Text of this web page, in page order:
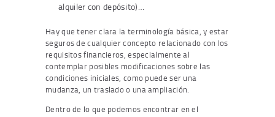
alquiler con depósito)…
Hay que tener clara la terminología básica, y estar
seguros de cualquier concepto relacionado con los
requisitos financieros, especialmente al
contemplar posibles modificaciones sobre las
condiciones iniciales, como puede ser una
mudanza, un traslado o una ampliación.
Dentro de lo que podemos encontrar en el